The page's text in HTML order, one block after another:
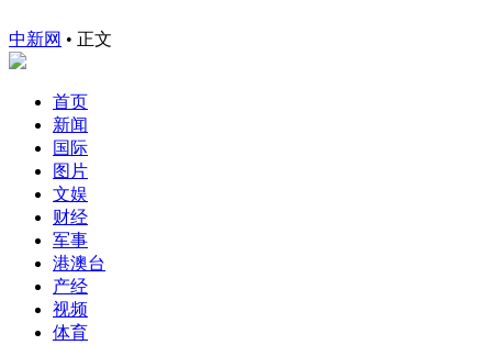
中新网 • 正文
首页
新闻
国际
图片
文娱
财经
军事
港澳台
产经
视频
体育